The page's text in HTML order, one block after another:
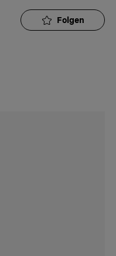
Folgen